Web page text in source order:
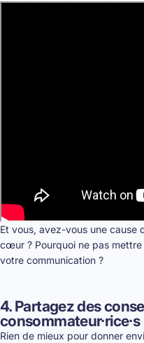
Et vous, avez-vous une cause
cœur ? Pourquoi ne pas
votre communication ?
4. Partagez des
consommateur·rice·s
Rien de mieux pour donner